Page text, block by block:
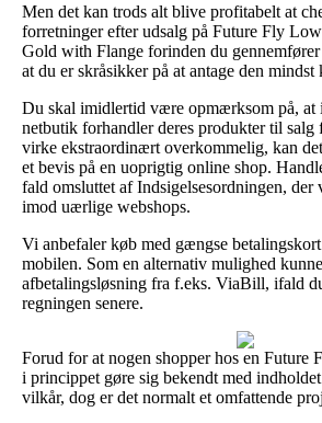
Men det kan trods alt blive profitabelt at
forretninger efter udsalg på Future Fly
Gold with Flange forinden du gennemfører
at du er skråsikker på at antage den mindst
Du skal imidlertid være opmærksom på, at
netbutik forhandler deres produkter til salg
virke ekstraordinært overkommelig, kan
et bevis på en uoprigtig online shop.
fald omsluttet af Indsigelsesordningen,
imod uærlige webshops.
Vi anbefaler køb med gængse
mobilen. Som en alternativ mulighed
afbetalingsløsning fra f.eks. ViaBill, ifald
regningen senere.
Forud for at nogen shopper hos en Future
i princippet gøre sig bekendt med
vilkår, dog er det normalt et omfattende